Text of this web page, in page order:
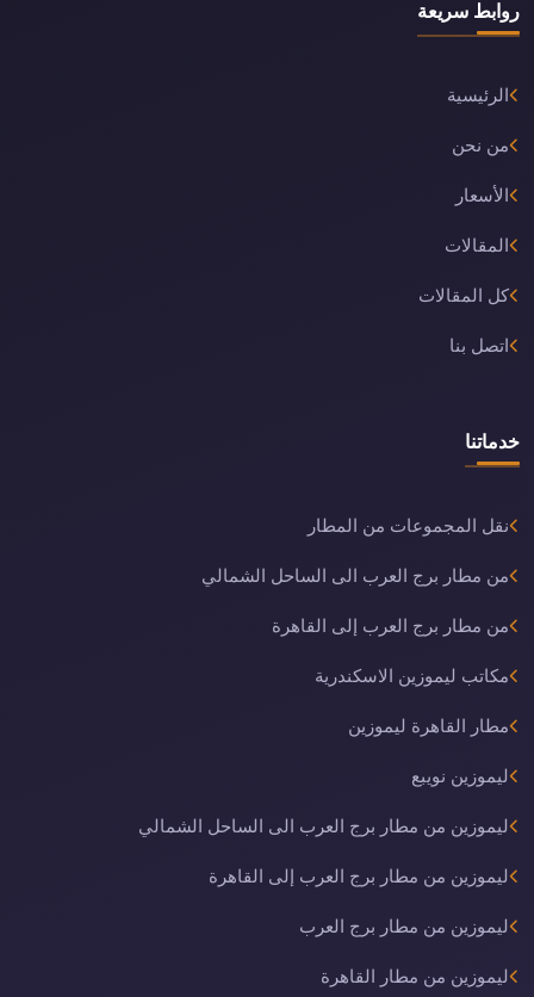
روابط سريعة
الرئيسية
من نحن
الأسعار
المقالات
كل المقالات
اتصل بنا
خدماتنا
نقل المجموعات من المطار
من مطار برج العرب الى الساحل الشمالي
من مطار برج العرب إلى القاهرة
مكاتب ليموزين الاسكندرية
مطار القاهرة ليموزين
ليموزين نويبع
ليموزين من مطار برج العرب الى الساحل الشمالي
ليموزين من مطار برج العرب إلى القاهرة
ليموزين من مطار برج العرب
ليموزين من مطار القاهرة